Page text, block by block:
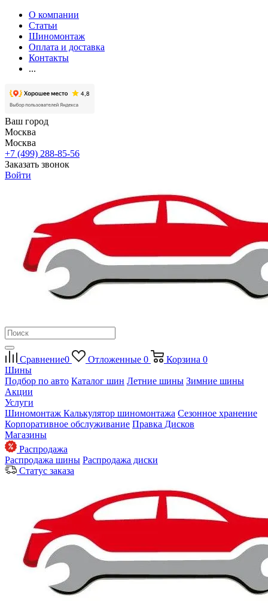
О компании
Статьи
Шиномонтаж
Оплата и доставка
Контакты
...
Ваш город
Москва
Москва
+7 (499) 288-85-56
Заказать звонок
Войти
Сравнение0 Отложенные 0 Корзина 0
Шины
Подбор по авто Каталог шин Летние шины Зимние шины
Акции
Услуги
Шиномонтаж Калькулятор шиномонтажа Сезонное хранение
Корпоративное обслуживание Правка Дисков
Магазины
Распродажа
Распродажа шины Распродажа диски
Статус заказа